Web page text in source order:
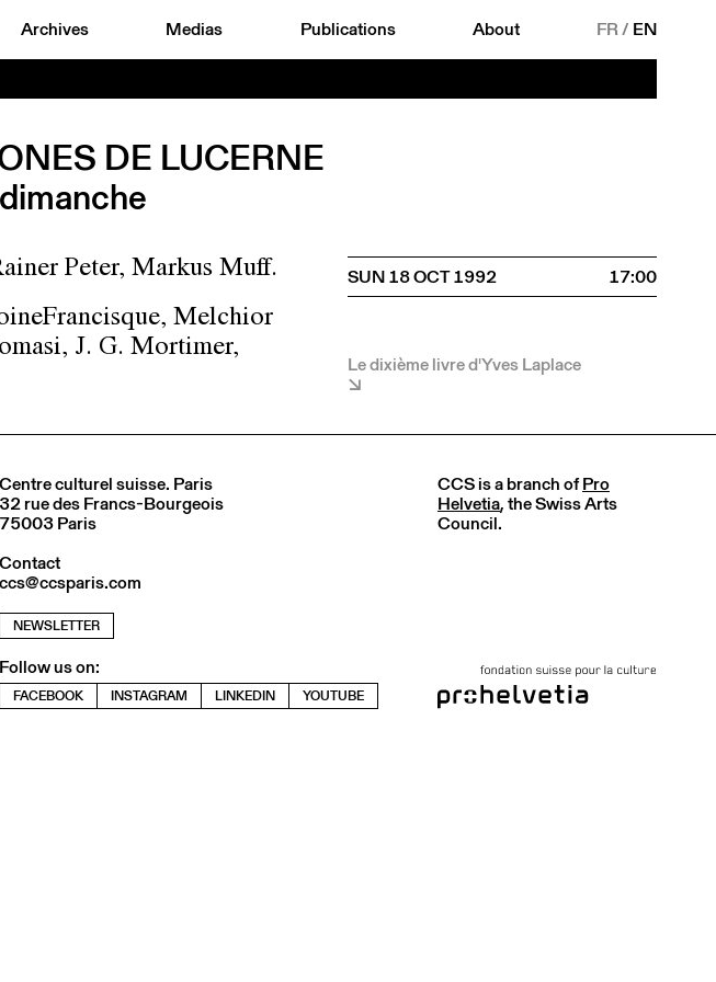
Archives Medias Publications About FR/ EN
DE LUCERNE
Peter, Markus Muff.
Melchior
J. G. Mortimer,
SUN 18 OCT 1992 17:00
Le dixième livre d'Yves Laplace
Centre culturel suisse. Paris
32 rue des Francs-Bourgeois
75003 Paris
Contact
ccs@ccsparis.com
NEWSLETTER
Follow us on:
FACEBOOK INSTAGRAM LINKEDIN YOUTUBE
CCS is a branch ofPro
Helvetia, the Swiss Arts
Council.